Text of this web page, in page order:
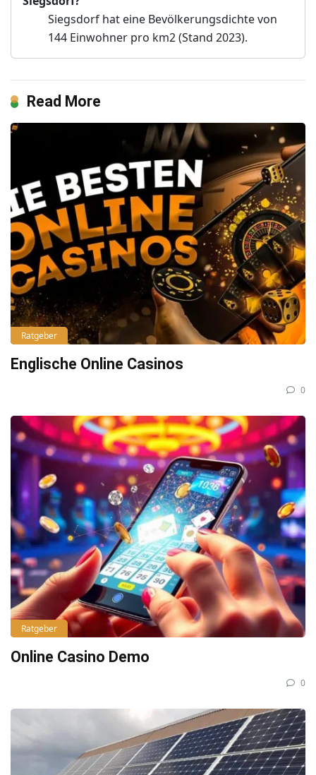
Siegsdorf hat eine Bevölkerungsdichte von
144 Einwohner pro km2 (Stand 2023).
Read More
Ratgeber
Englische Online Casinos
0
Ratgeber
Online Casino Demo
0